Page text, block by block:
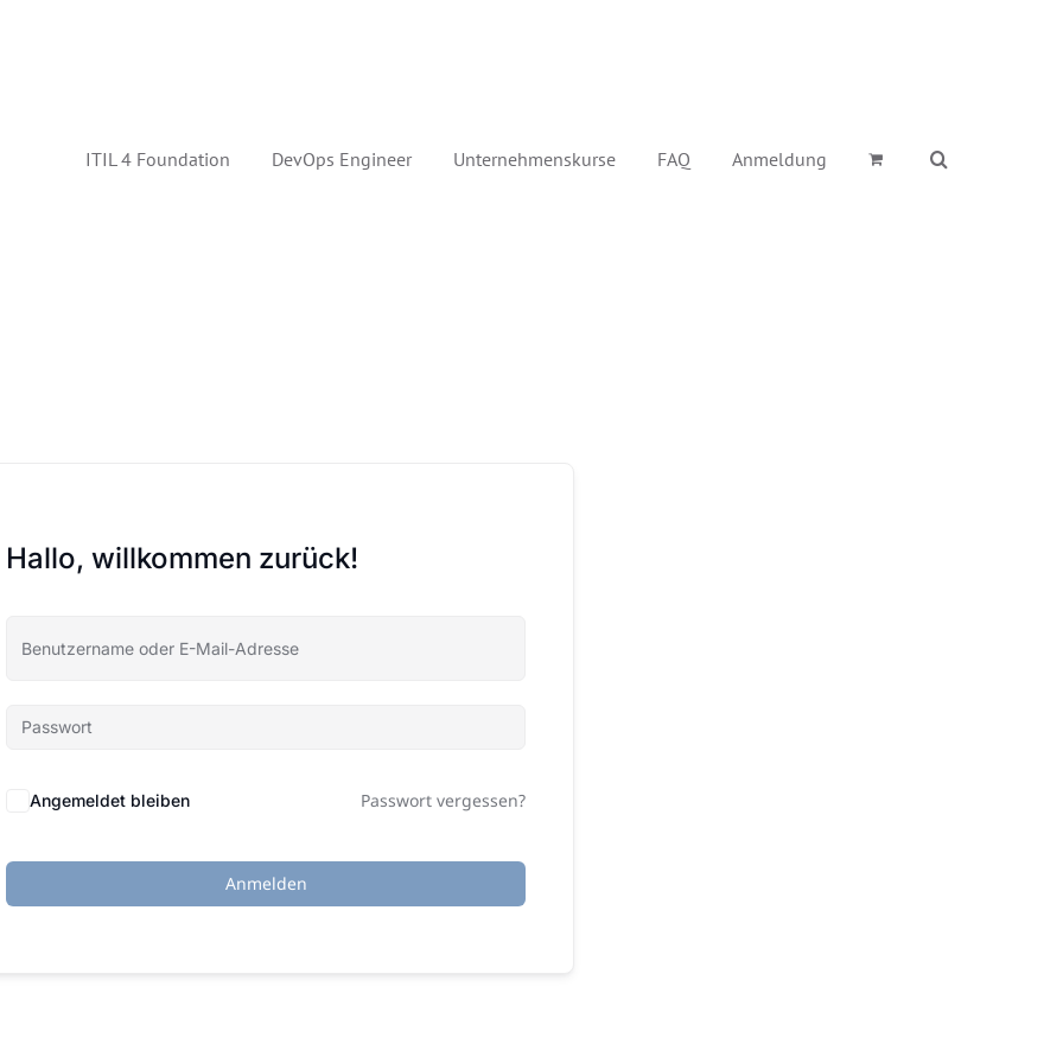
ITIL 4 Foundation DevOps Engineer Unternehmenskurse FAQ Anmeldung
Hallo, willkommen zurück!
Angemeldet bleiben Passwort vergessen?
Anmelden